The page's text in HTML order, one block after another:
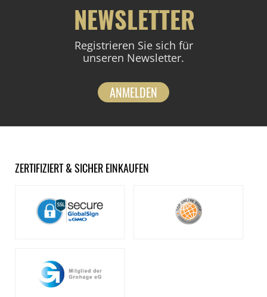
NEWSLETTER
Registrieren Sie sich für
unseren Newsletter.
ANMELDEN
ZERTIFIZIERT & SICHER EINKAUFEN